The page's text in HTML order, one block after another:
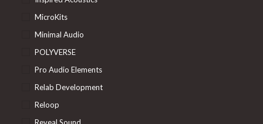
MicroKits
Minimal Audio
POLYVERSE
Pro Audio Elements
Relab Development
Reloop